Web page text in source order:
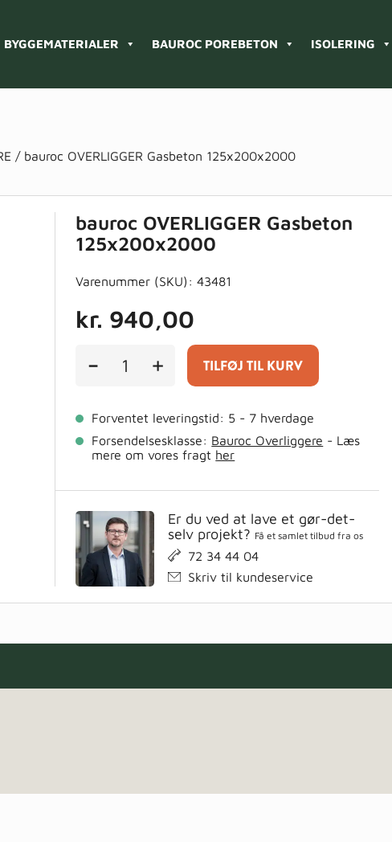
BYGGEMATERIALER BAUROC POREBETON ISOLERING
/ bauroc OVERLIGGER Gasbeton 125x200x2000
bauroc OVERLIGGER Gasbeton
125x200x2000
Varenummer (SKU):43481
kr. 940,00
-
OVERLIGGER
+ TILFØJ TIL KURV
Forventet leveringstid: 5 - 7 hverdage
Forsendelsesklasse: Bauroc Overliggere - Læs
mere om vores fragt her
Er du ved at lave et gør-det-
selv projekt? Få et samlet tilbud fra os
72 34 44 04
Skriv til kundeservice